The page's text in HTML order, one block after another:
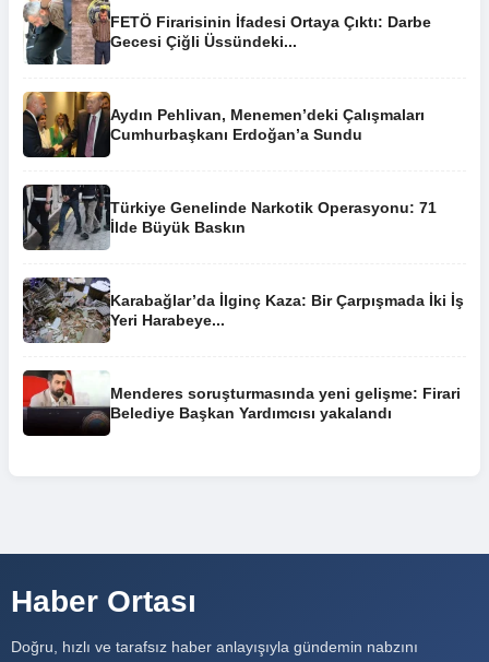
FETÖ Firarisinin İfadesi Ortaya Çıktı: Darbe
Gecesi Çiğli Üssündeki...
Aydın Pehlivan, Menemen’deki Çalışmaları
Cumhurbaşkanı Erdoğan’a Sundu
Türkiye Genelinde Narkotik Operasyonu: 71
İlde Büyük Baskın
Karabağlar’da İlginç Kaza: Bir Çarpışmada İki İş
Yeri Harabeye...
Menderes soruşturmasında yeni gelişme: Firari
Belediye Başkan Yardımcısı yakalandı
Haber Ortası
Doğru, hızlı ve tarafsız haber anlayışıyla gündemin nabzını